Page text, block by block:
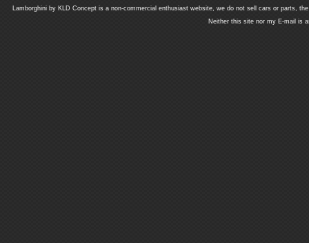
Lamborghini by KLD Concept is a non-commercial enthusiast website, we do not sell cars or parts,
Neither this site nor my E-mail is